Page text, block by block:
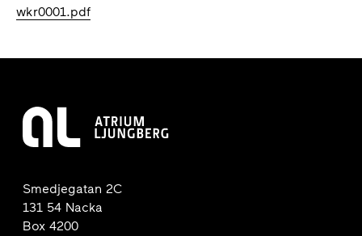
wkr0001.pdf
Smedjegatan 2C
131 54 Nacka
Box 4200